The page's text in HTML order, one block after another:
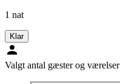
1 nat
Klar
Valgt antal gæster og værelser